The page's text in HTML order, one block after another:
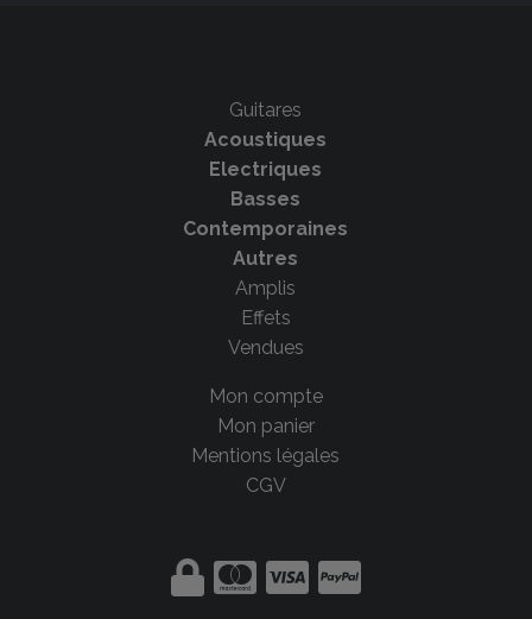
Guitares
Acoustiques
Electriques
Basses
Contemporaines
Autres
Amplis
Effets
Vendues
Mon compte
Mon panier
Mentions légales
CGV